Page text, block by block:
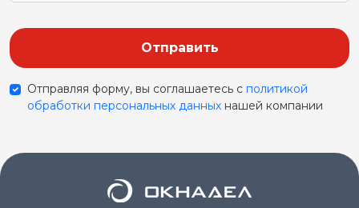
Отправить
Отправляя форму, вы соглашаетесь с политикой
обработки персональных данных нашей компании